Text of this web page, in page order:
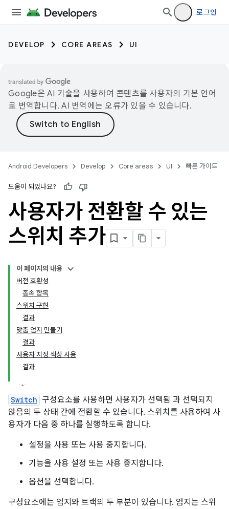
로그인
DEVELOP CORE AREAS UI
Google은 AI 기술을 사용하여 콘텐츠를 사용자의 기본 언어
로 번역합니다. AI 번역에는 오류가 있을 수 있습니다.
Android Developers Develop Core areas UI 빠른 가이드
도움이 되었나요?
사용자가 전환할 수 있는
스위치 추가
이 페이지의 내용
버전 호환성
종속 항목
스위치 구현
결과
맞춤 엄지 만들기
결과
사용자 지정 색상 사용
결과
Switch 구성요소를 사용하면 사용자가 선택됨 과 선택되지
않음의 두 상태 간에 전환할 수 있습니다. 스위치를 사용하여 사
용자가 다음 중 하나를 실행하도록 합니다.
설정을 사용 또는 사용 중지합니다.
기능을 사용 설정 또는 사용 중지합니다.
옵션을 선택합니다.
구성요소에는 엄지와 트랙의 두 부분이 있습니다. 엄지는 스위